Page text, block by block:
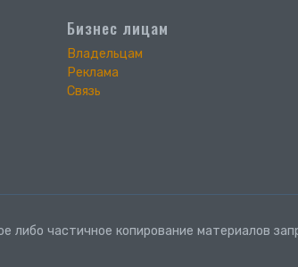
Бизнес лицам
Владельцам
Реклама
Связь
либо частичное копирование материалов